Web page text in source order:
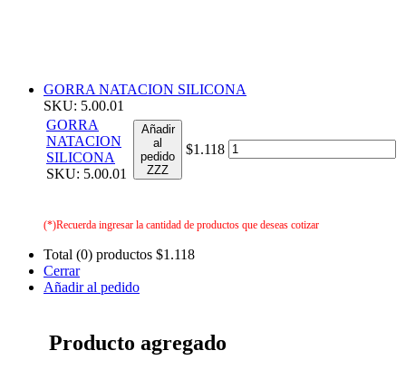
GORRA NATACION SILICONA
SKU: 5.00.01
GORRA
NATACION
SILICONA
SKU: 5.00.01
Añadir
al
pedido
ZZZ
$1.118
(*)Recuerda ingresar la cantidad de productos que deseas cotizar
Total (0) productos $1.118
Cerrar
Añadir al pedido
Producto agregado